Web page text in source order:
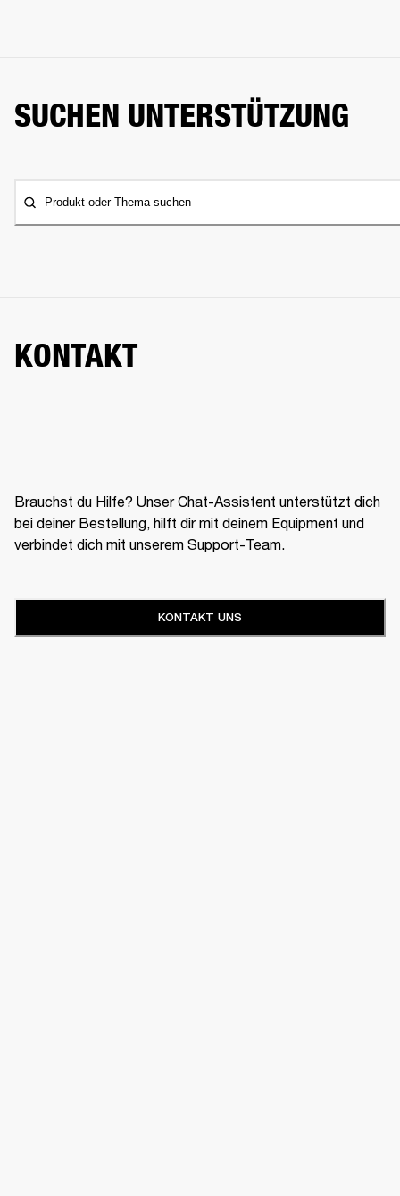
SUCHEN UNTERSTÜTZUNG
Produkt oder Thema suchen
KONTAKT
Brauchst du Hilfe? Unser Chat-Assistent unterstützt dich
bei deiner Bestellung, hilft dir mit deinem Equipment und
verbindet dich mit unserem Support-Team.
KONTAKT UNS